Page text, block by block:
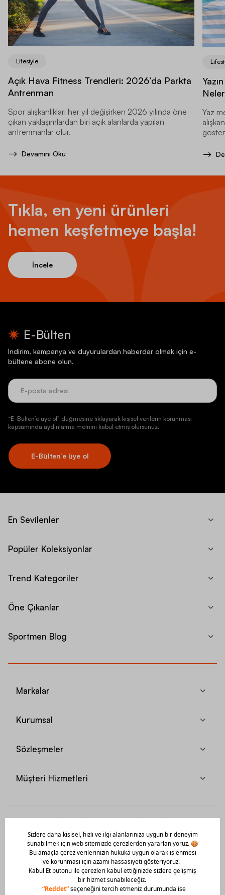
Lifestyle
Açık Hava Fitness Trendleri: 2026’da Parkta
Antrenman
Spor alışkanlıkları her yıl değişirken 2026 yılında öne
çıkan yaklaşımlardan biri açık alanlarda yapılan
antrenmanlar olur.
Devamını Oku
Yaz
Tıkla, en yeni ürünleri
hemen keşfetmeye başla!
İncele
E-Bülten
İndirim, kampanya ve duyurulardan haberdar olmak için e-
bültene abone olun.
“E-Bülten’e üye ol” düğmesine tıklayarak kişisel verilerin korunması
kapsamında aydınlatma metnini kabul etmiş olursunuz.
E-Bülten’e üye ol
En Sevilenler
Popüler Koleksiyonlar
Trend Kategoriler
Öne Çıkanlar
Sportmen Blog
Markalar
Kurumsal
Sözleşmeler
Müşteri Hizmetleri
Mobil Uygulamamızı Hemen İndir!